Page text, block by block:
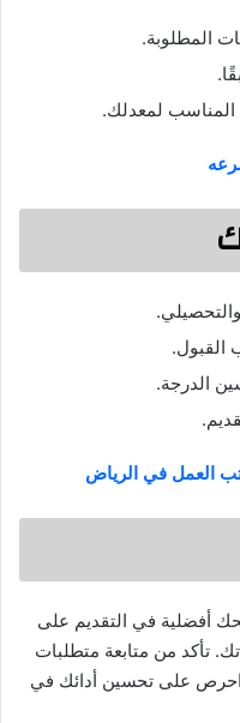
المطلوبة.
لمعدلك.
القبول.
الدرجة.
العمل في الرياض
أفضلية في التقديم على
تأكد من متابعة متطلبات
على تحسين أدائك في